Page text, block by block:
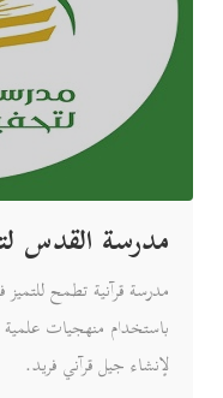
مدرسة القدس
مدرسة قرآنية تطمح للتميز
باستخدام منهجيات
لإنشاء جيل قرآني فريد.